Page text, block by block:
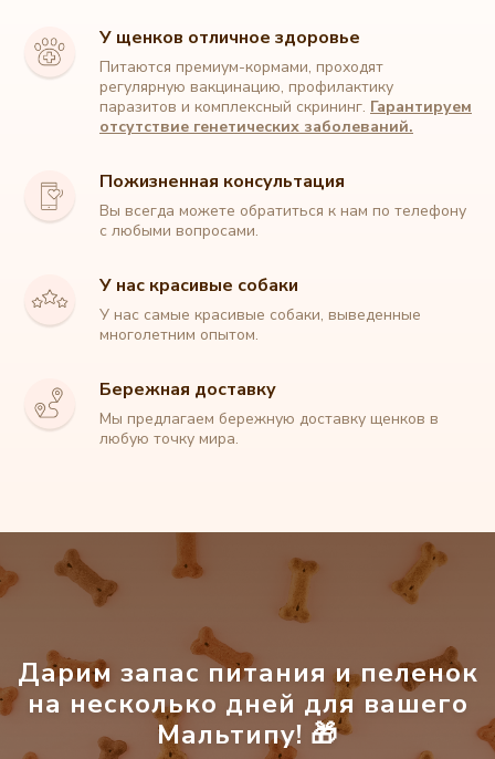
У щенков отличное здоровье
Питаются премиум-кормами, проходят
регулярную вакцинацию, профилактику
паразитов и комплексный скрининг. Гарантируем
отсутствие генетических заболеваний.
Пожизненная консультация
Вы всегда можете обратиться к нам по телефону
с любыми вопросами.
У нас красивые собаки
У нас самые красивые собаки, выведенные
многолетним опытом.
Бережная доставку
Мы предлагаем бережную доставку щенков в
любую точку мира.
Дарим запас питания и пеленок
на несколько дней для вашего
Мальтипу! 🎁
Питомник собак породы Мальтипу
Каталог щенков
Доставка щенков
Отзывы
Блог